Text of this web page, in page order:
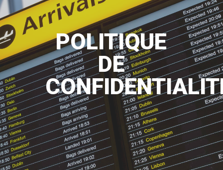
POLITIQUE
DE